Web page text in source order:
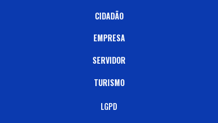
CIDADÃO
EMPRESA
SERVIDOR
TURISMO
LGPD